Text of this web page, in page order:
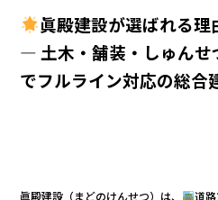
眞殿建設が選ばれる理
― 土木・舗装・しゅんせ
でフルライン対応の総
眞殿建設（まどのけんせつ）は、 道路